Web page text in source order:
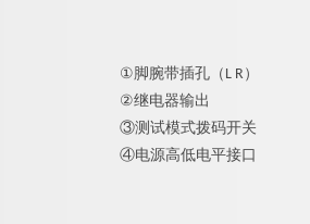
①脚腕带插孔（L R）
②继电器输出
③测试模式拨码开关
④电源高低电平接口